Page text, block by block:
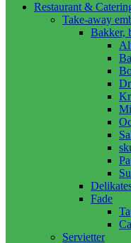
Restaurant &
Take-away
Bakker,
Fade
Servietter